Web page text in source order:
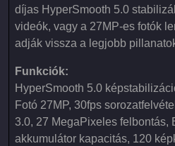
díjas HyperSmooth 5.0
videók, vagy a 27MP-es fotók
adják vissza a legjobb
Funkciók:
HyperSmooth 5.0
Fotó 27MP, 30fps
3.0, 27 MegaPixeles felbontás,
akkumulátor kapacitás, 120